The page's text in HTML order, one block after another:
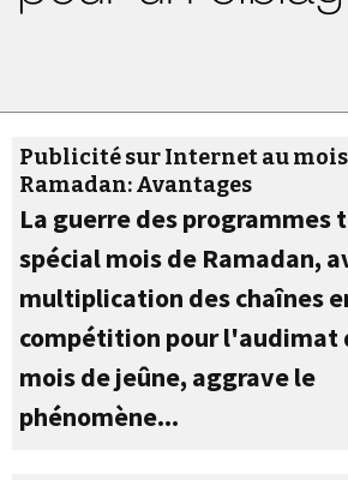
Publicité sur Internet au
Ramadan: Avantages
La guerre des programmes
spécial mois de Ramadan,
multiplication des chaînes
compétition pour l'audimat
mois de jeûne, aggrave le
phénomène...